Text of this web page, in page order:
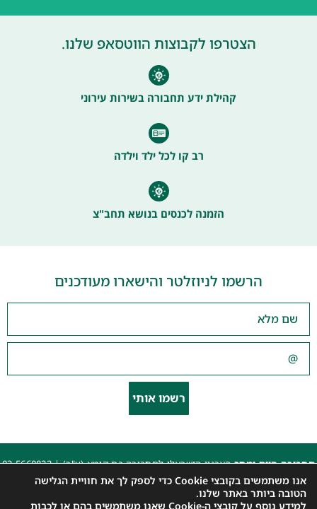
הצטרפו לקבוצות הווטסאפ שלנו.
קהילת ידע תחבורה בשירות עירוני
רב קו לכל ילד וילדה
הזמנה לכנסים בנושא תחב"צ
הרשמו לניוזלטר והישארו מעודכנים
רשמו אותי
תחבורה היום ומחרהארגון הישראלי לתחבורה בת קימא (ע"ר) |03-5660823
|
beyarok@gmail.com
כל הזכויות שמורות 2025 | הצהרת נגישות האתר
אנו משתמשים בקובצי Cookie כדי לספק לך את חוויית הגלישה
הטובה ביותר באתר שלנו.
למידע נוסף על קובצי ה-Cookie שאנו משתמשים בהם או לכבות